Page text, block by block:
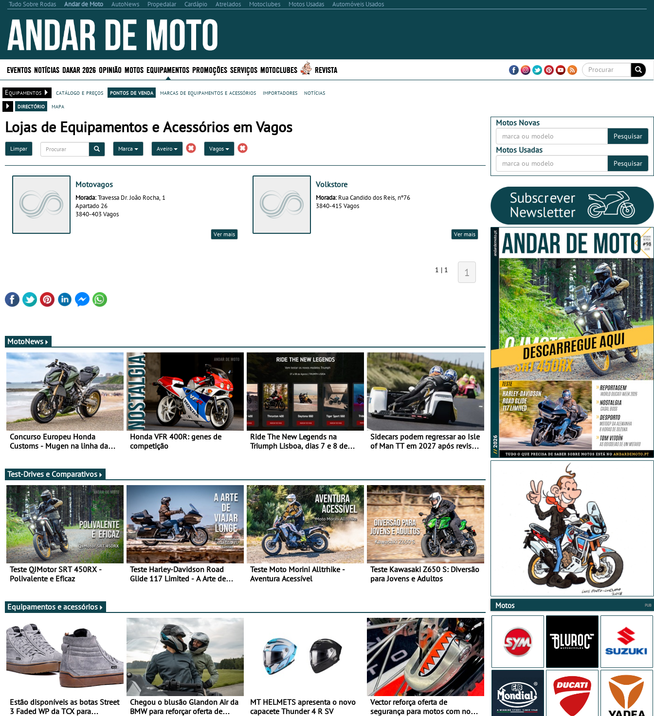
Tudo Sobre Rodas Andar de Moto AutoNews Propedalar Cardápio Atrelados Motoclubes Motos Usadas Automóveis Usados
EVENTOS NOTÍCIAS DAKAR 2026 OPINIÃO MOTOS EQUIPAMENTOS PROMOÇÕES SERVIÇOS MOTOCLUBES REVISTA
Equipamentos catálogo e preços pontos de venda marcas de equipamentos e acessórios importadores
notícias
directório
mapa
Lojas de Equipamentos e Acessórios em Vagos
Limpar Marca Aveiro Vagos
Motovagos
Morada:Travessa Dr. João Rocha, 1
Apartado 26
3840-403 Vagos
Ver mais
Volkstore
Morada: Rua Candido dos Reis, nº76
3840-415 Vagos
Ver mais
1 | 1 1
MotoNews
Concurso Europeu Honda
Customs - Mugen na linha da
Honda VFR 400R: genes de
competição
Ride The New Legends na
Triumph Lisboa, dias 7 e 8 de
Sidecars podem regressar ao Isle
of Man TT em 2027 após revisão
Test-Drives e Comparativos
Teste QJMotor SRT 450RX -
Polivalente e Eficaz
Teste Harley-Davidson Road
Glide 117 Limited - A Arte de
Teste Moto Morini Alltrhike -
Aventura Acessível
Teste Kawasaki Z650 S: Diversão
para Jovens e Adultos
Equipamentos e acessórios
Estão disponíveis as botas Street
3 Faded WP da TCX para
Chegou o blusão Glandon Air da
BMW para reforçar oferta de
MT HELMETS apresenta o novo
capacete Thunder 4 R SV
Vector reforça oferta de
segurança para motos com nova
Motos Novas
Pesquisar
Motos Usadas
Pesquisar
Motos